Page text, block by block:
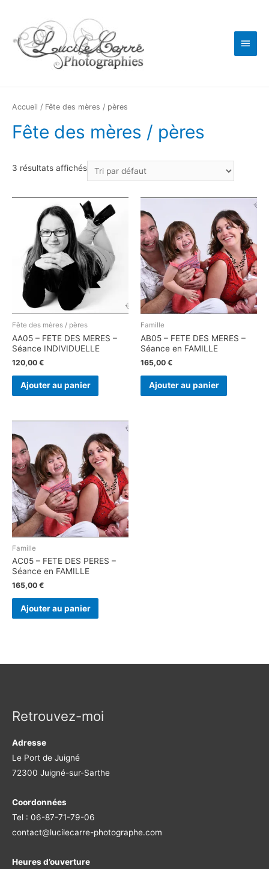
Menu
Accueil / Fête des mères / pères
Fête des mères / pères
3 résultats affichés
Fête des mères / pères
AA05 – FETE DES MERES –
Séance INDIVIDUELLE
120,00 €
Ajouter au panier
Famille
AB05 – FETE DES MERES –
Séance en FAMILLE
165,00 €
Ajouter au panier
Famille
AC05 – FETE DES PERES –
Séance en FAMILLE
165,00 €
Ajouter au panier
Retrouvez-moi
Adresse
Le Port de Juigné
72300 Juigné-sur-Sarthe
Coordonnées
Tel : 06-87-71-79-06
contact@lucilecarre-photographe.com
Heures d’ouverture